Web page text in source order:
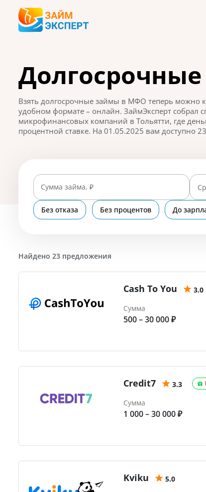
Взять долгосрочные займы в МФО теперь можно
удобном формате – онлайн. ЗаймЭксперт
микрофинансовых компаний в Тольятти, где
процентной ставке. На 01.05.2025 вам доступно
Сумма займа, ₽
Без отказа Без процентов До
Найдено 23 предложения
Cash To You
3.0
Сумма
500 – 30 000 ₽
Credit7 3.3
Сумма
1 000 – 30 000 ₽
Kviku
5.0